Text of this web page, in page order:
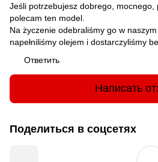
Jeśli potrzebujesz dobrego, mocnego,
polecam ten model.
Na życzenie odebraliśmy go w
napełniliśmy olejem i dostarczyliśmy
Ответить
Написать
Поделиться в соцсетях